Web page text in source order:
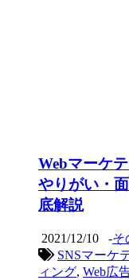
Webマーケ
やりがい・
底解説
2021/12/10 -そ
SNSマーケ
ィング, Web広